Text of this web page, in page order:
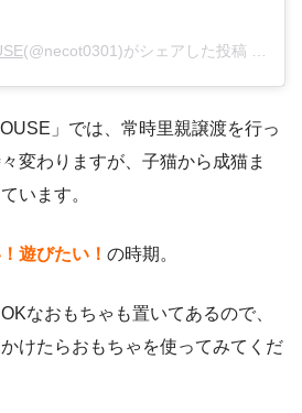
(@necot0301)がシェアした投稿 –
」では、常時里親譲渡を行っ
変わりますが、子猫から成猫ま
います。
遊びたい！ の時期。
なおもちゃも置いてあるので、
けたらおもちゃを使ってみてくだ